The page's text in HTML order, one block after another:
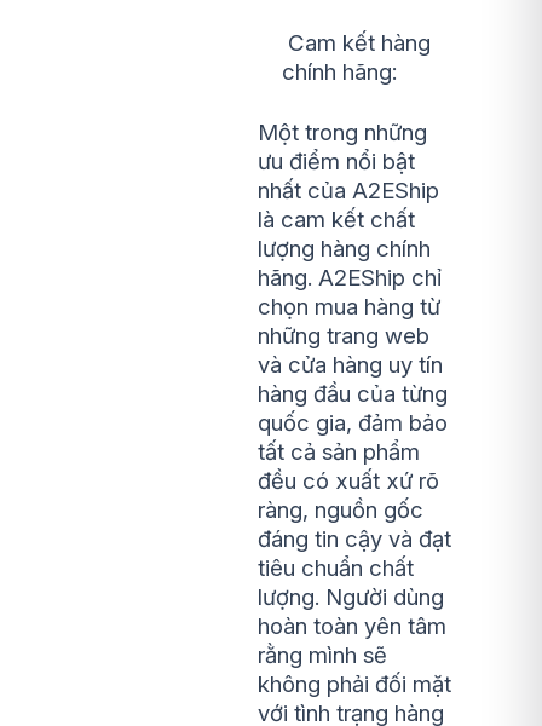
Cam kết hàng
chính hãng:
Một trong những
ưu điểm nổi bật
nhất của A2EShip
là cam kết chất
lượng hàng chính
hãng. A2EShip chỉ
chọn mua hàng từ
những trang web
và cửa hàng uy tín
hàng đầu của từng
quốc gia, đảm bảo
tất cả sản phẩm
đều có xuất xứ rõ
ràng, nguồn gốc
đáng tin cậy và đạt
tiêu chuẩn chất
lượng. Người dùng
hoàn toàn yên tâm
rằng mình sẽ
không phải đối mặt
với tình trạng hàng